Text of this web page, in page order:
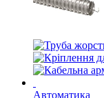
Автоматика